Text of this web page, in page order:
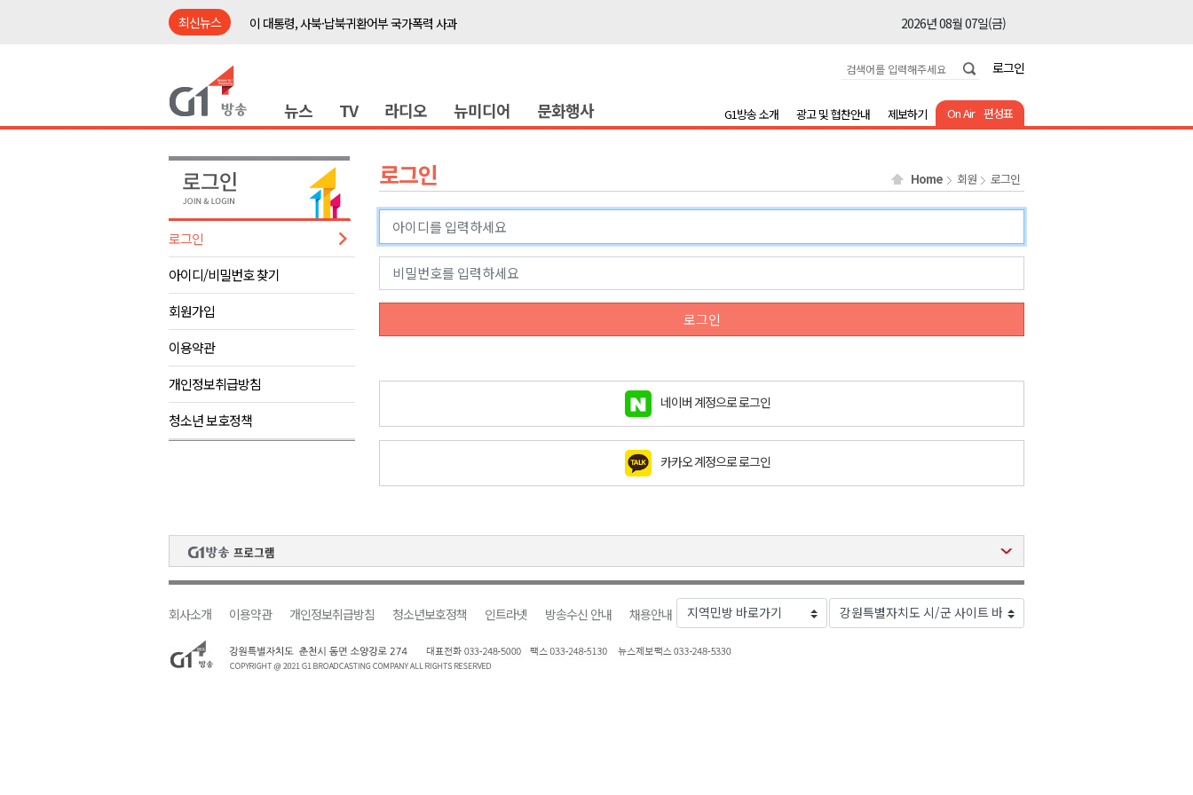
최신뉴스
이 대통령, 사북·납북귀환어부 국가폭력 사과
2026년 08월 07일(금)
2026년 08월 07일(금)
이광재 국회 예결위원장, 강릉시 초청 특별 강연
2026년 08월 07일(금)
육동한 시장, 국제스케이트장 춘천 유치 건의
영월군, 국·도비 확보 보고회 개최
2026년 08월 07일(금)
삼척 공공산후조리원 이전 시급
강원자치도교육청 교감급 이상 387명 인사
2026년 08월 07일(금)
도-시군 첫 간담회..우상호 "하나된 공동체"
이 대통령, 사북·납북귀환어부 국가폭력 사과
2026년 08월 07일(금)
여름축제 더위와 전쟁..물놀이 접목
2026년 08월 07일(금)
강원도, 최휘영 문체부장관과 정책간담회
이광재 국회 예결위원장, 강릉시 초청 특별 강연
검찰청 폐지..해결 과제 산적
강원자치도교육청 교감급 이상 387명 인사
2026년 08월 07일(금)
로그인
뉴스 TV 라디오 뉴미디어 문화행사 On Air 편성표
G1방송 소개 광고 및 협찬안내 제보하기
로그인
아이디/비밀번호 찾기
회원가입
이용약관
개인정보취급방침
청소년 보호정책
로그인 Home 회원 로그인
로그인
네이버 계정으로 로그인
카카오 계정으로 로그인
회사소개 이용약관 개인정보취급방침 청소년보호정책 인트라넷 방송수신 안내 채용안내